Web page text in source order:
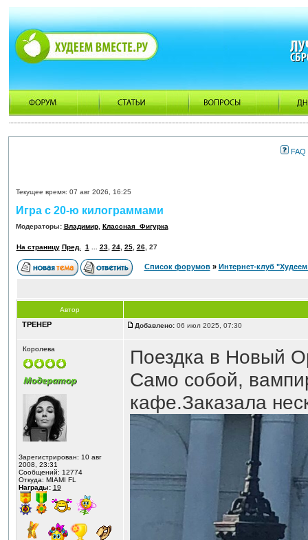
FAQ
Текущее время: 07 авг 2026, 16:25
Игра с 20-ю килограммами
Модераторы: Владимир, Классная_Фигурка
На страницу Пред. 1 23, 24, 25, 26, 27
Список форумов» Интернет-клуб
Автор
ТРЕНЕР Добавлено:06 июл 2025, 07:30
Королева
Зарегистрирован: 10 авг
2008, 23:31
Сообщений: 12774
Откуда: MIAMI FL
Награды: 19
Поездка в Новый
Само собой,
кафе.Заказала